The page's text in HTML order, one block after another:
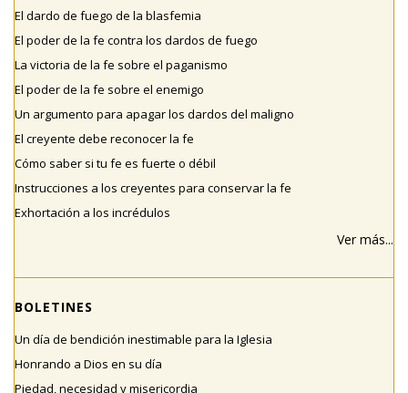
El dardo de fuego de la blasfemia
El poder de la fe contra los dardos de fuego
La victoria de la fe sobre el paganismo
El poder de la fe sobre el enemigo
Un argumento para apagar los dardos del maligno
El creyente debe reconocer la fe
Cómo saber si tu fe es fuerte o débil
Instrucciones a los creyentes para conservar la fe
Exhortación a los incrédulos
Ver más...
BOLETINES
Un día de bendición inestimable para la Iglesia
Honrando a Dios en su día
Piedad, necesidad y misericordia